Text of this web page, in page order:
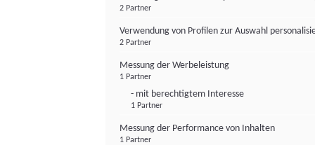
2 Partner
Verwendung von Profilen zur Auswahl
2 Partner
Messung der Werbeleistung
1 Partner
- mit berechtigtem Interesse
1 Partner
Messung der Performance von Inhalten
1 Partner